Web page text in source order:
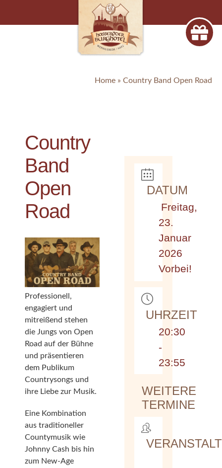
Home » Country Band Open Road
Country
Band
Open
Road
Professionell,
engagiert und
mitreißend stehen
die Jungs von Open
Road auf der Bühne
und präsentieren
dem Publikum
Countrysongs und
ihre Liebe zur Musik.
Eine Kombination
aus traditioneller
Countymusik wie
Johnny Cash bis hin
zum New-Age
DATUM
Freitag,
23.
Januar
2026
Vorbei!
UHRZEIT
20:30
-
23:55
WEITERE
TERMINE